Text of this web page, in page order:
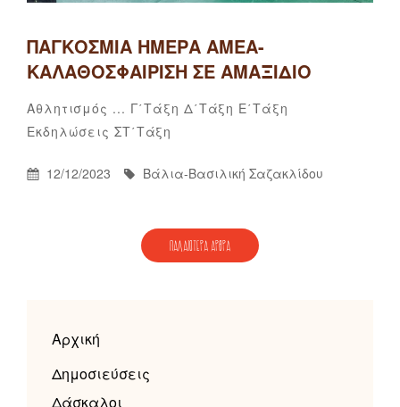
ΠΑΓΚΌΣΜΙΑ ΗΜΈΡΑ ΑΜΕΑ-
ΚΑΛΑΘΟΣΦΑΊΡΙΣΗ ΣΕ ΑΜΑΞΊΔΙΟ
Categories
Αθλητισμός ... Γ΄τάξη Δ΄τάξη Ε΄τάξη
Εκδηλώσεις ΣΤ΄τάξηΒάλια-
Βασιλική
Posted
12/12/2023 By
Βάλια-Βασιλική Σαζακλίδου
ΠΑΛΑΙΌΤΕΡΑ ΆΡΘΡΑ
Αρχική
Δημοσιεύσεις
Δάσκαλοι